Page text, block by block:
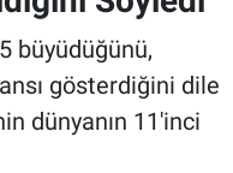
büyüdüğünü,
gösterdiğini dile
dünyanın 11'inci